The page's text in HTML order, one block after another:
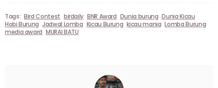
Tags: Bird Contest birdaily BNR Award Dunia burung Dunia Kicau
Hobi Burung Jadwal Lomba Kicau Burung kicau mania Lomba Burung
media award MURAI BATU